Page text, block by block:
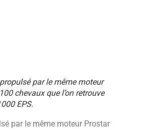
par le même moteur
chevaux que l’on retrouve
EPS.
par le même moteur Prostar